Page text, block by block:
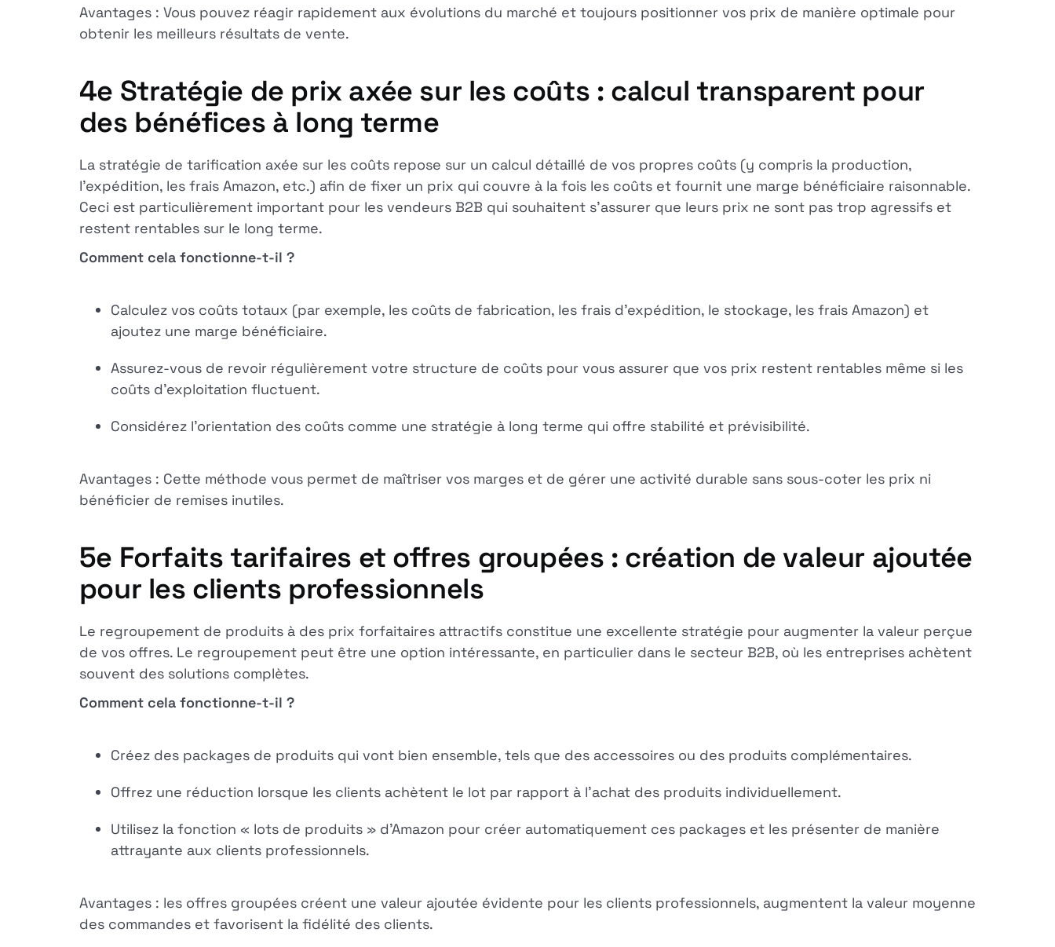
Avantages : Vous pouvez réagir rapidement aux évolutions du marché et toujours positionner vos prix de manière optimale pour
obtenir les meilleurs résultats de vente.
4e Stratégie de prix axée sur les coûts : calcul transparent pour
des bénéfices à long terme
La stratégie de tarification axée sur les coûts repose sur un calcul détaillé de vos propres coûts (y compris la production,
l'expédition, les frais Amazon, etc.) afin de fixer un prix qui couvre à la fois les coûts et fournit une marge bénéficiaire raisonnable.
Ceci est particulièrement important pour les vendeurs B2B qui souhaitent s'assurer que leurs prix ne sont pas trop agressifs et
restent rentables sur le long terme.
Comment cela fonctionne-t-il ?
Calculez vos coûts totaux (par exemple, les coûts de fabrication, les frais d'expédition, le stockage, les frais Amazon) et
ajoutez une marge bénéficiaire.
Assurez-vous de revoir régulièrement votre structure de coûts pour vous assurer que vos prix restent rentables même si les
coûts d'exploitation fluctuent.
Considérez l'orientation des coûts comme une stratégie à long terme qui offre stabilité et prévisibilité.
Avantages : Cette méthode vous permet de maîtriser vos marges et de gérer une activité durable sans sous-coter les prix ni
bénéficier de remises inutiles.
5e Forfaits tarifaires et offres groupées : création de valeur ajoutée
pour les clients professionnels
Le regroupement de produits à des prix forfaitaires attractifs constitue une excellente stratégie pour augmenter la valeur perçue
de vos offres. Le regroupement peut être une option intéressante, en particulier dans le secteur B2B, où les entreprises achètent
souvent des solutions complètes.
Comment cela fonctionne-t-il ?
Créez des packages de produits qui vont bien ensemble, tels que des accessoires ou des produits complémentaires.
Offrez une réduction lorsque les clients achètent le lot par rapport à l'achat des produits individuellement.
Utilisez la fonction « lots de produits » d'Amazon pour créer automatiquement ces packages et les présenter de manière
attrayante aux clients professionnels.
Avantages : les offres groupées créent une valeur ajoutée évidente pour les clients professionnels, augmentent la valeur moyenne
des commandes et favorisent la fidélité des clients.